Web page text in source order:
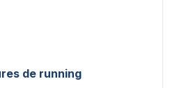
de running